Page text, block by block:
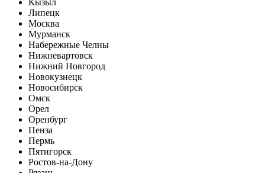
Кызыл
Липецк
Москва
Мурманск
Набережные Челны
Нижневартовск
Нижний Новгород
Новокузнецк
Новосибирск
Омск
Орел
Оренбург
Пенза
Пермь
Пятигорск
Ростов-на-Дону